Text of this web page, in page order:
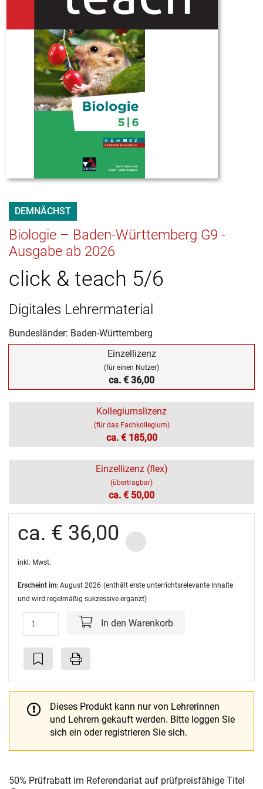
DEMNÄCHST
Biologie – Baden-Württemberg G9 -
Ausgabe ab 2026
click & teach 5/6
Digitales Lehrermaterial
Bundesländer: Baden-Württemberg
Einzellizenz
(für einen Nutzer)
ca. € 36,00
Kollegiumslizenz
(für das Fachkollegium)
ca. € 185,00
Einzellizenz (flex)
(übertragbar)
ca. € 50,00
ca. € 36,00
inkl. Mwst.
Erscheint im: August 2026 (enthält erste unterrichtsrelevante Inhalte
und wird regelmäßig sukzessive ergänzt)
In den Warenkorb
Dieses Produkt kann nur von Lehrerinnen
und Lehrern gekauft werden. Bitte loggen Sie
sich ein oder registrieren Sie sich.
50% Prüfrabatt im Referendariat auf prüfpreisfähige Titel